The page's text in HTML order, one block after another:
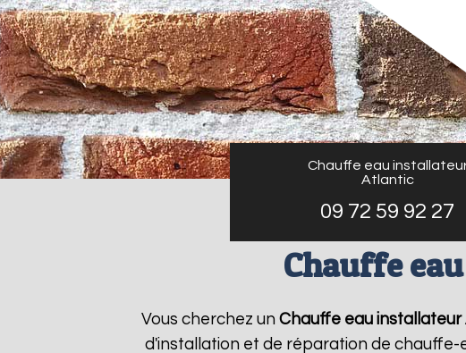
Chauffe eau
Atlantic
09 72 59 92 27
Chauffe
Vous cherchez un Chauffe eau installateur
d'installation et de réparation de chauffe-